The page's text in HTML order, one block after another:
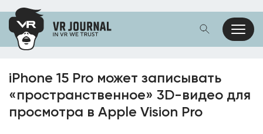
iPhone 15 Pro может записывать
«пространственное» 3D-видео для
просмотра в Apple Vision Pro